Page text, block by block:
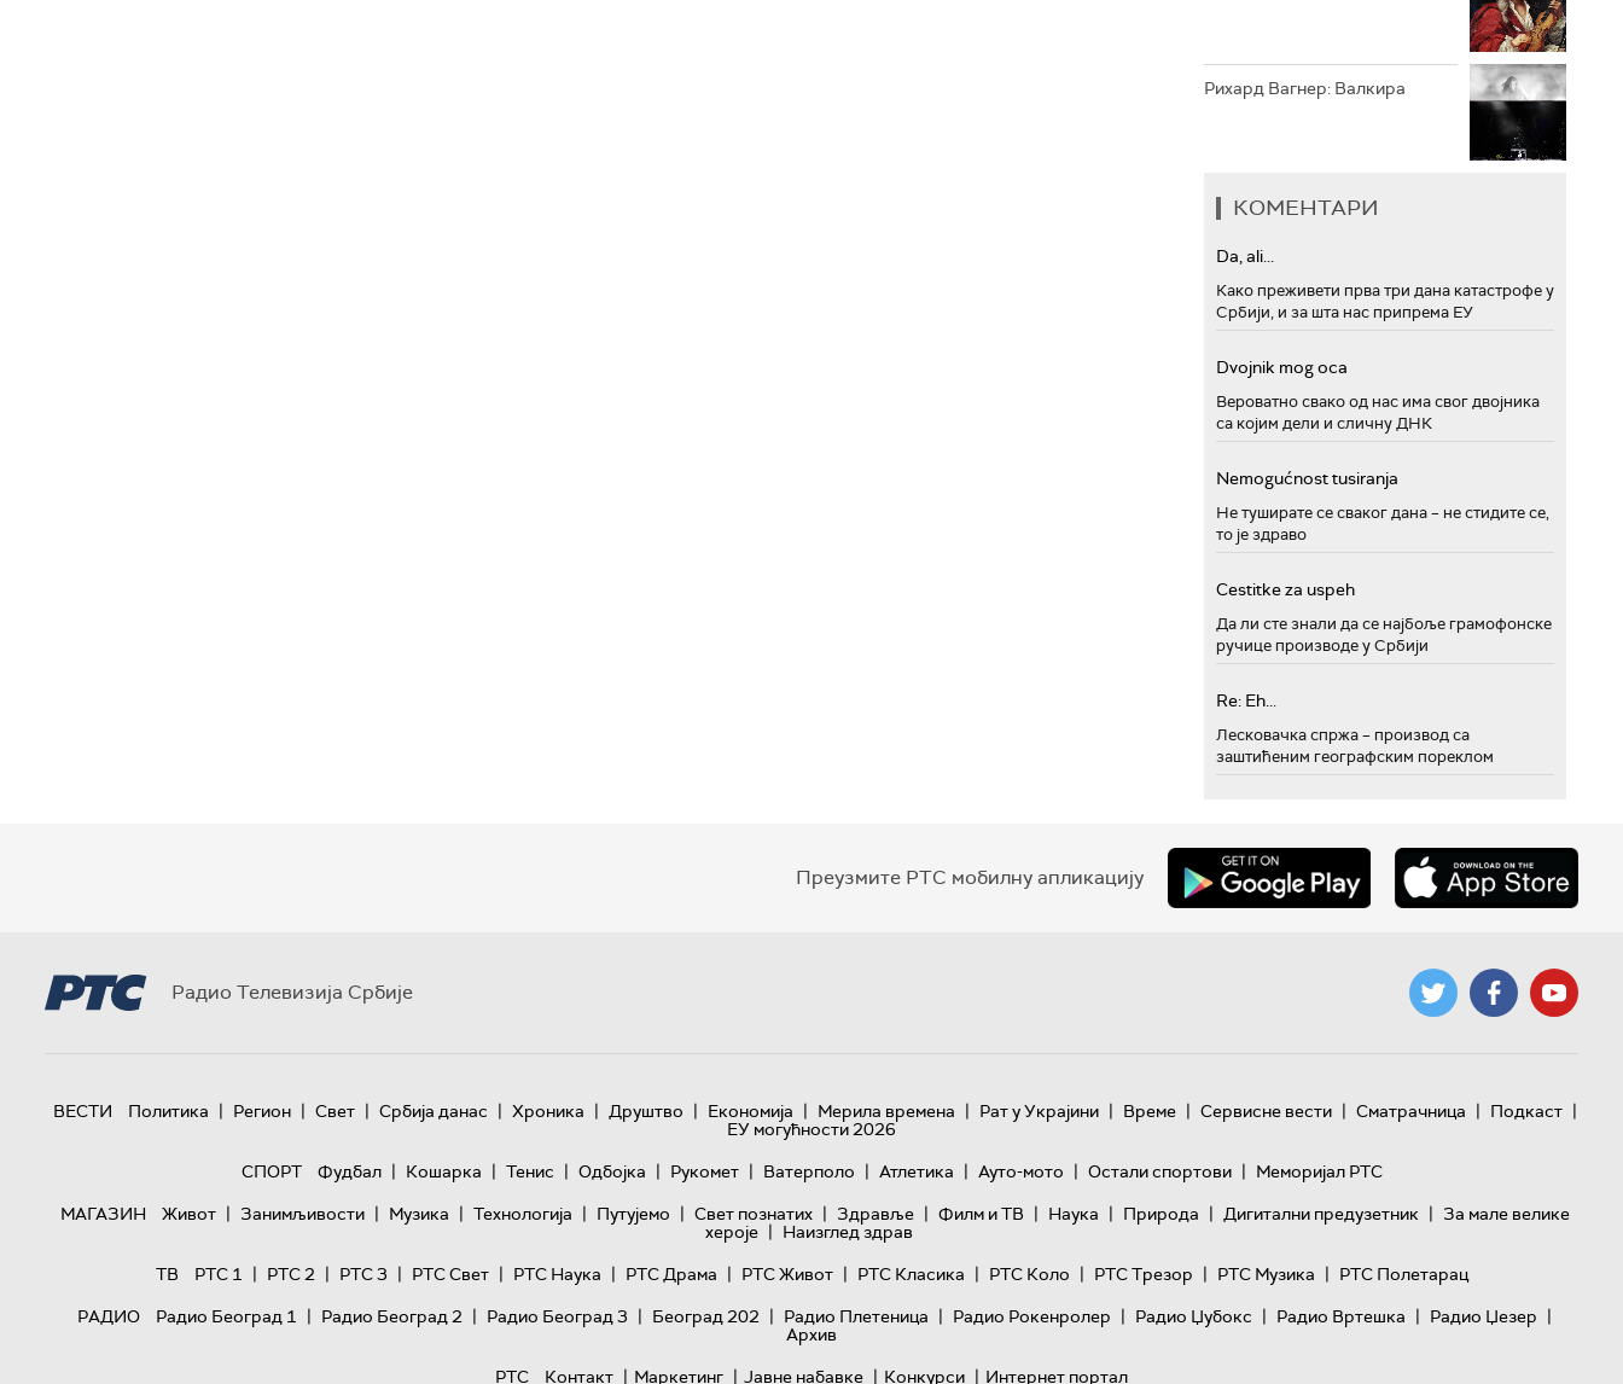
Рихард Вагнер: Валкира
КОМЕНТАРИ
Da, ali...
Како преживети прва три дана катастрофе у
Србији, и за шта нас припрема ЕУ
Dvojnik mog oca
Вероватно свако од нас има свог двојника
са којим дели и сличну ДНК
Nemogućnost tusiranja
Не туширате се сваког дана – не стидите се,
то је здраво
Cestitke za uspeh
Да ли сте знали да се најбоље грамофонске
ручице производе у Србији
Re: Eh...
Лесковачка спржа – производ са
заштићеним географским пореклом
Преузмите РТС мобилну апликацију
Радио Телевизија Србије
ВЕСТИ Политика | Регион | Свет | Србија данас | Хроника | Друштво | Економија | Мерила времена | Рат у Украјини | Време | Сервисне вести | Сматрачница | Подкаст |
ЕУ могућности 2026
СПОРТ
Фудбал | Кошарка | Тенис | Одбојка | Рукомет | Ватерполо | Атлетика | Ауто-мото | Остали спортови | Меморијал РТС
МАГАЗИН
Живот | Занимљивости | Музика | Технологијa | Путујемо | Свет познатих | Здравље | Филм и ТВ | Наука | Природа | Дигитални предузетник | За мале велике
хероје | Наизглед здрав
ТВ
РТС 1 | РТС 2 | РТС 3 | РТС Свет | РТС Наука | РТС Драма | РТС Живот | РТС Класика | РТС Коло | РТС Трезор | РТС Музика | РТС Полетарац
РАДИО
Радио Београд 1 | Радио Београд 2 | Радио Београд 3 | Београд 202 | Радио Плетеница | Радио Рокенролер | Радио Џубокс | Радио Вртешка | Радио Џезер |
Архив
РТС
Контакт | Маркетинг | Јавне набавке | Конкурси | Интернет портал